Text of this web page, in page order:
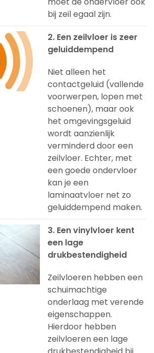
bij zeil egaal zijn.
2. Een zeilvloer is zeer
geluiddempend
Niet alleen het
contactgeluid (vallende
voorwerpen, lopen met
schoenen), maar ook
het omgevingsgeluid
wordt aanzienlijk
verminderd door een
zeilvloer. Echter, met
een goede ondervloer
kan je een
laminaatvloer net zo
geluiddempend maken.
3. Een vinylvloer kent
een lage
drukbestendigheid
Zeilvloeren hebben een
schuimachtige
onderlaag met verende
eigenschappen.
Hierdoor hebben
zeilvloeren een lage